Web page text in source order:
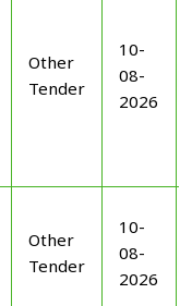
Other
Tender
10-
08-
2026
Other
Tender
10-
08-
2026